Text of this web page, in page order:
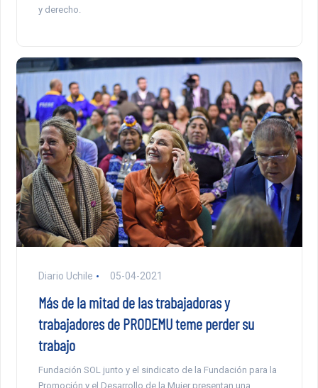
y derecho.
Diario Uchile 05-04-2021
Más de la mitad de las trabajadoras y
trabajadores de PRODEMU teme perder su
trabajo
Fundación SOL junto y el sindicato de la Fundación para la
Promoción y el Desarrollo de la Mujer presentan una